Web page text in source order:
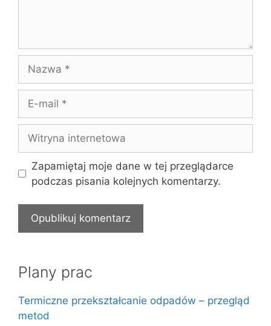
mail
internetowa
Zapamiętaj moje dane w tej przeglądarce
podczas pisania kolejnych komentarzy.
Plany prac
Termiczne przekształcanie odpadów – przegląd
metod